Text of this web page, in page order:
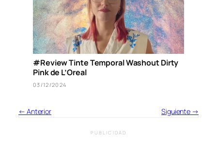
#Review Tinte Temporal Washout Dirty
Pink de L’Oreal
03/12/2024
← Anterior Siguiente →
PUBLICIDAD